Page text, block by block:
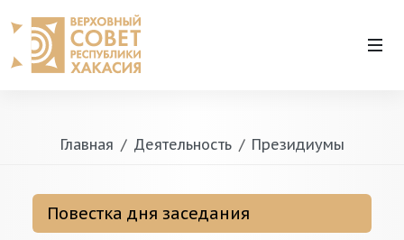
Главная Деятельность Президиумы
Повестка дня заседания